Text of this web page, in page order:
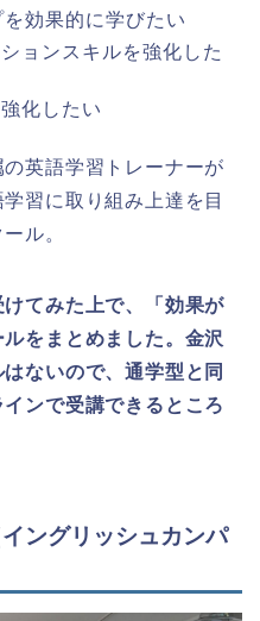
効果的に学びたい
ョンスキルを強化した
化したい
英語学習トレーナーが
習に取り組み上達を目
ル。
てみた上で、「効果が
をまとめました。金沢
ないので、通学型と同
ンで受講できるところ
ングリッシュカンパ